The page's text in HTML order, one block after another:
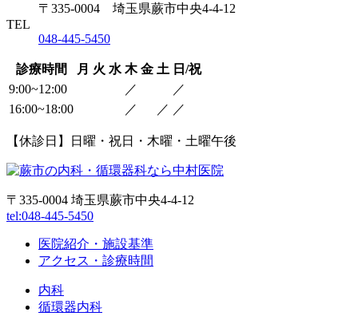
〒335-0004 埼玉県蕨市中央4-4-12
TEL
048-445-5450
診療時間 月 火 水 木 金 土 日/祝
9:00~12:00
／
／
16:00~18:00
／ ／ ／
【休診日】日曜・祝日・木曜・土曜午後
〒335-0004 埼玉県蕨市中央4-4-12
tel:048-445-5450
医院紹介・施設基準
アクセス・診療時間
内科
循環器内科